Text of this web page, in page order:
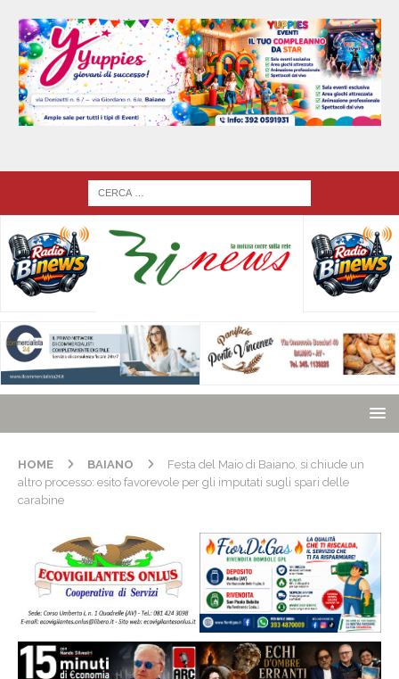
HOME BAIANO
Festa del Maio di Baiano, si chiude un
altro processo: esito favorevole per gli imputati sugli spari delle
carabine